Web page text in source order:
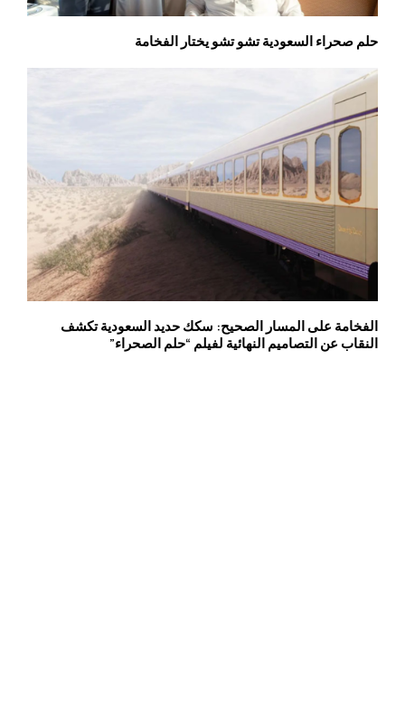
حلم صحراء السعودية تشو تشو يختار الفخامة
الفخامة على المسار الصحيح: سكك حديد السعودية تكشف
النقاب عن التصاميم النهائية لفيلم “حلم الصحراء”